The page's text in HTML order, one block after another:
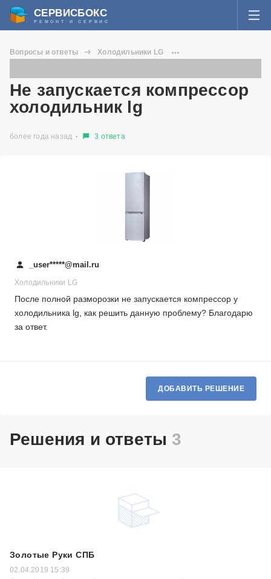
СЕРВИСБОКС
РЕМОНТ И СЕРВИС
Я забыл пароль
Регистрация
ВОПРОСЫ И ОТВЕТЫ
СТАТЬИ О РЕМОНТЕ
Вопросы и ответы
Холодильники LG
Не запускается компрессор
холодильник lg
более года назад 3 ответа
_user*****@mail.ru
Холодильники LG
После полной разморозки не запускается компрессор у
холодильника lg, как решить данную проблему? Благодарю
за ответ.
ДОБАВИТЬ РЕШЕНИЕ
Решения и ответы 3
Золотые Руки СПБ
02.04.2019 15:39